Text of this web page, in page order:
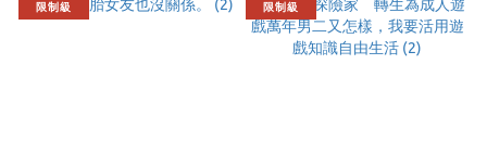
限制級 限制級